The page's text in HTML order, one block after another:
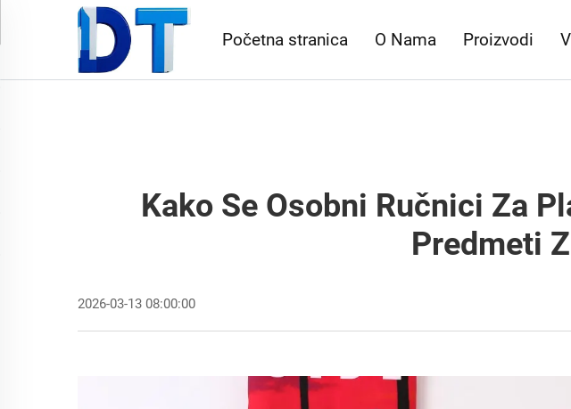
Početna stranica O Nama Proizvodi
Kako Se Osobni Ručnici Za
Predmeti
2026-03-13 08:00:00